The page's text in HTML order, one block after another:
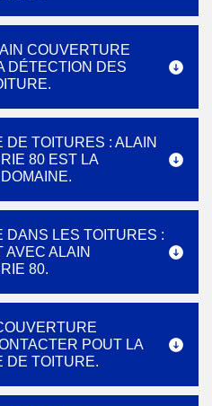
COUVERTURE
DÉTECTION DES
TOITURES : ALAIN
80 EST LA
DANS LES TOITURES :
AVEC ALAIN
80.
POUT LA
DE TOITURE.